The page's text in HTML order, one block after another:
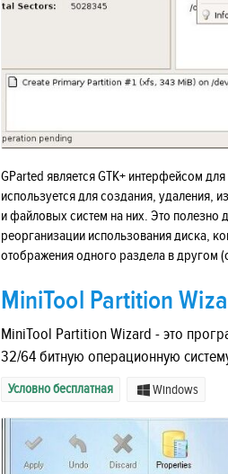
GParted является GTK+ интерфейсом
используется для создания, удаления,
и файловых систем на них. Это полезно
реорганизации использования диска,
отображения одного раздела в другом
MiniTool Partition
MiniTool Partition Wizard - это
32/64 битную операционную
Условно бесплатная Windows